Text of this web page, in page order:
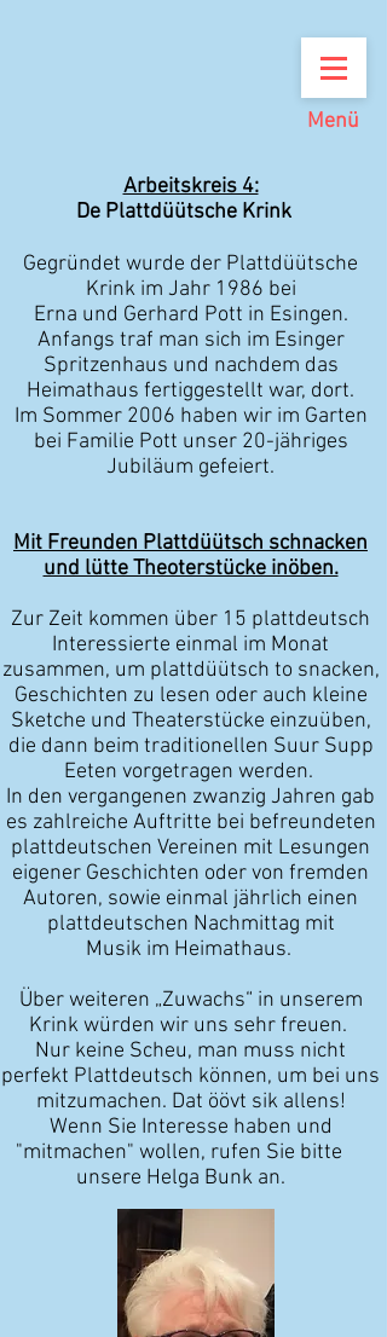
Menü
Arbeitskreis 4:
De Plattdüütsche Krink
Gegründet wurde der Plattdüütsche
Krink im Jahr 1986 bei
Erna und Gerhard Pott in Esingen.
Anfangs traf man sich im Esinger
Spritzenhaus und nachdem das
Heimathaus fertiggestellt war, dort.
Im Sommer 2006 haben wir im Garten
bei Familie Pott unser 20-jähriges
Jubiläum gefeiert.
Mit Freunden Plattdüütsch schnacken
und lütte Theoterstücke inöben.
Zur Zeit kommen über 15 plattdeutsch
Interessierte einmal im Monat
zusammen, um plattdüütsch to snacken,
Geschichten zu lesen oder auch kleine
Sketche und Theaterstücke einzuüben,
die dann beim traditionellen Suur Supp
Eeten vorgetragen werden.
In den vergangenen zwanzig Jahren gab
es zahlreiche Auftritte bei befreundeten
plattdeutschen Vereinen mit Lesungen
eigener Geschichten oder von fremden
Autoren, sowie einmal jährlich einen
plattdeutschen Nachmittag mit
Musik im Heimathaus.
Über weiteren „Zuwachs“ in unserem
Krink würden wir uns sehr freuen.
Nur keine Scheu, man muss nicht
perfekt Plattdeutsch können, um bei uns
mitzumachen. Dat öövt sik allens!
Wenn Sie Interesse haben und
"mitmachen" wollen, rufen Sie bitte
unsere Helga Bunk an.